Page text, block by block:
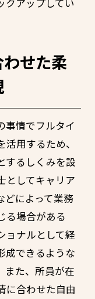
クアップしてい
せた柔
事情でフルタイ
用するため、
するしくみを設
としてキャリア
どによって業務
る場合がある
ョナルとして経
成できるような
また、所員が在
に合わせた自由